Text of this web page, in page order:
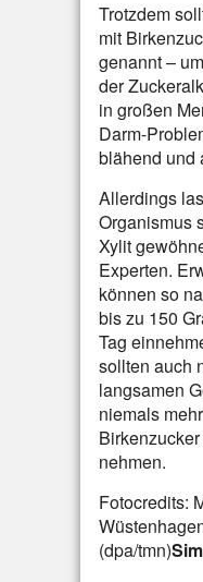
Trotzdem
mit
genannt –
der
in großen
Darm-
blähend und
Allerdings
Organismus
Xylit
Experten.
können so
bis zu 150
Tag
sollten auch
langsamen
niemals
nehmen.
Fotocredits:
(dpa/tmn)